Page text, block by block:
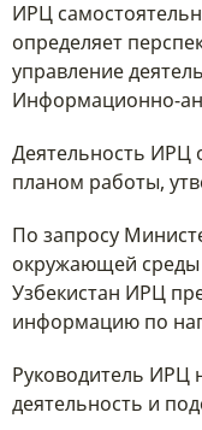
ИРЦ
определяет
управление
Информационно-
Деятельность ИРЦ
планом работы,
По запросу
окружающей среды
Узбекистан ИРЦ
информацию по
Руководитель ИРЦ
деятельность и